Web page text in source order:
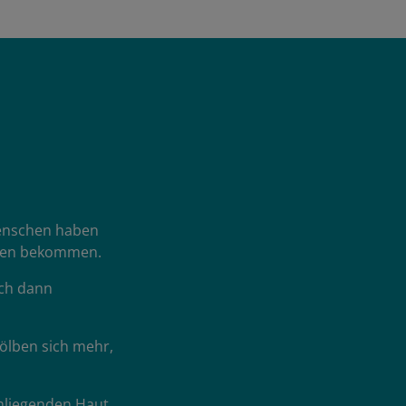
haben
bekommen.
dann
sich mehr,